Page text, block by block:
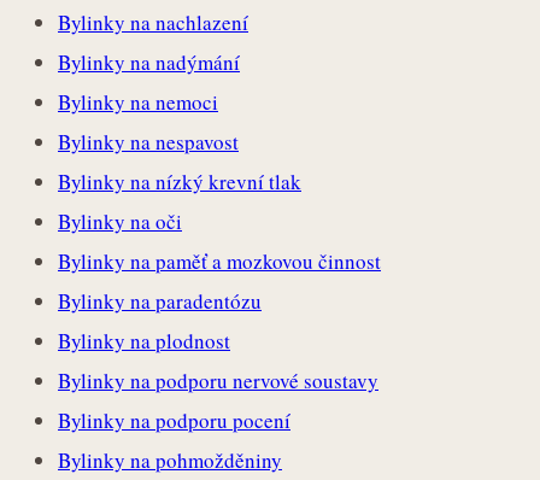
Bylinky na nachlazení
Bylinky na nadýmání
Bylinky na nemoci
Bylinky na nespavost
Bylinky na nízký krevní tlak
Bylinky na oči
Bylinky na paměť a mozkovou činnost
Bylinky na paradentózu
Bylinky na plodnost
Bylinky na podporu nervové soustavy
Bylinky na podporu pocení
Bylinky na pohmožděniny